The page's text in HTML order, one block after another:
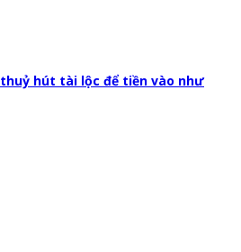
hút tài lộc để tiền vào như